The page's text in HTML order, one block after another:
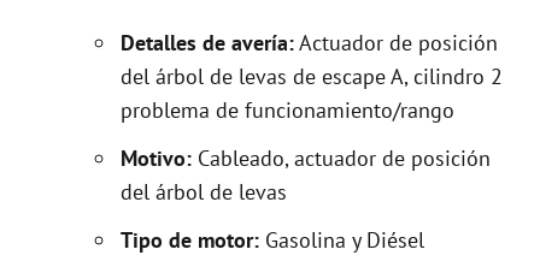
Detalles de avería:Actuador de posición
del árbol de levas de escape A, cilindro 2
problema de funcionamiento/rango
Motivo: Cableado, actuador de posición
del árbol de levas
Tipo de motor: Gasolina y Diésel